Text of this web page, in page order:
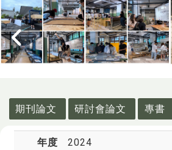
期刊論文
研討會論文 專書
年度 2024